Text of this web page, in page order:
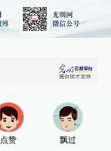
点赞 飘过